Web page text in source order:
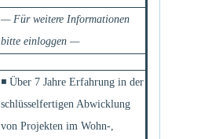
— Für weitere Informationen
bitte einloggen —
◾ Über 7 Jahre Erfahrung in der
schlüsselfertigen Abwicklung
von Projekten im Wohn-,